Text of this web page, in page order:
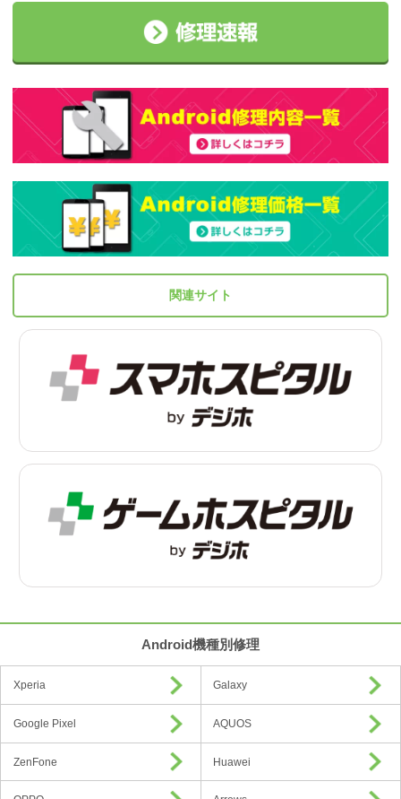
関連サイト
Android機種別修理
Xperia Galaxy
Google Pixel AQUOS
ZenFone Huawei